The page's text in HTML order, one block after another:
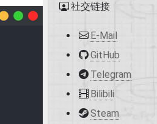
社交链接
E-Mail
GitHub
Telegram
Bilibili
Steam